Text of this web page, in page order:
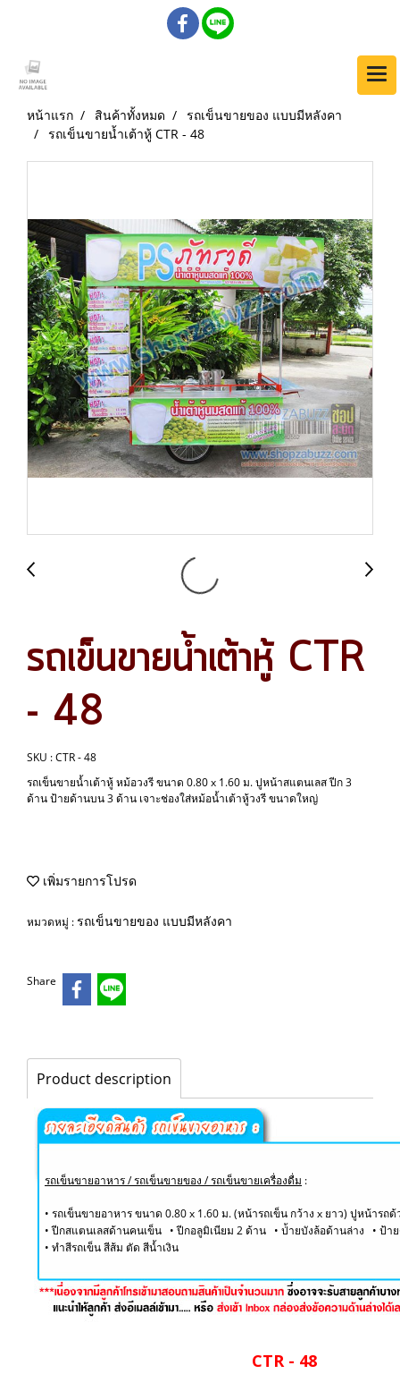
หน้าแรก สินค้าทั้งหมด
รถเข็นขายของ แบบมีหลังคา
รถเข็นขายน้ำเต้าหู้ CTR - 48
รถเข็นขายน้ำเต้าหู้ CTR
- 48
SKU : CTR - 48
รถเข็นขายน้ำเต้าหู้ หม้อวงรี ขนาด 0.80 x 1.60 ม. ปูหน้าสแตนเลส ปีก 3
ด้าน ป้ายด้านบน 3 ด้าน เจาะช่องใส่หม้อน้ำเต้าหู้วงรี ขนาดใหญ่
เพิ่มรายการโปรด
หมวดหมู่ :รถเข็นขายของ แบบมีหลังคา
Share
Product description
รถเข็นขายอาหาร / รถเข็นขายของ / รถเข็นขายเครื่องดื่ม :
• รถเข็นขายอาหาร ขนาด 0.80 x 1.60 ม. (หน้ารถเข็น กว้าง x ยาว) ปูหน้าร
• ปีกสแตนเลสด้านคนเข็น • ปีกอลูมิเนียม 2 ด้าน • ป่้ายบังล้อด้านล่าง • ป้
​• ทำสีรถเข็น สีส้ม ตัด สีน้ำเงิน
CTR - 48